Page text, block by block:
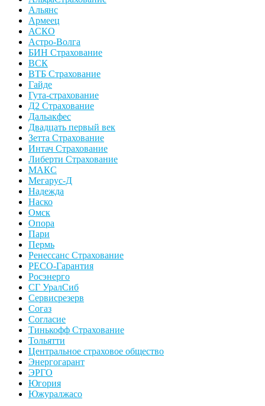
Альянс
Армеец
АСКО
Астро-Волга
БИН Страхование
ВСК
ВТБ Страхование
Гайде
Гута-страхование
Д2 Страхование
Дальакфес
Двадцать первый век
Зетта Страхование
Интач Страхование
Либерти Страхование
МАКС
Мегарус-Д
Надежда
Наско
Омск
Опора
Пари
Пермь
Ренессанс Страхование
РЕСО-Гарантия
Росэнерго
СГ УралСиб
Сервисрезерв
Согаз
Согласие
Тинькофф Страхование
Тольятти
Центральное страховое общество
Энергогарант
ЭРГО
Югория
Южуралжасо